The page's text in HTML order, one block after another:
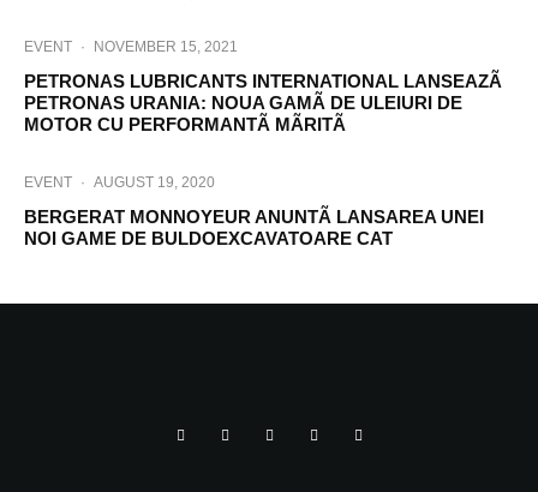
EVENT · NOVEMBER 15, 2021
PETRONAS LUBRICANTS INTERNATIONAL LANSEAZÃ
PETRONAS URANIA: NOUA GAMÃ DE ULEIURI DE
MOTOR CU PERFORMANTÃ MÃRITÃ
EVENT · AUGUST 19, 2020
BERGERAT MONNOYEUR ANUNTÃ LANSAREA UNEI
NOI GAME DE BULDOEXCAVATOARE CAT